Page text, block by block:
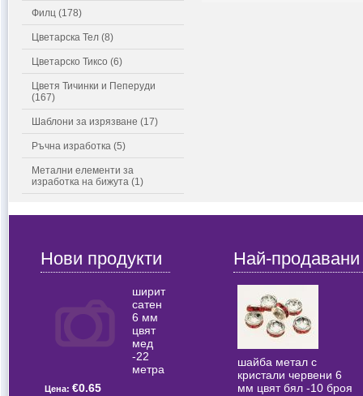
Филц (178)
Цветарска Тел (8)
Цветарско Тиксо (6)
Цветя Тичинки и Пеперуди
(167)
Шаблони за изрязване (17)
Ръчна изработка (5)
Метални елементи за
изработка на бижута (1)
Нови продукти
ширит
сатен
6 мм
цвят
мед
-22
метра
Цена: €0.65
Най-продавани
шайба метал с
кристали червени 6
мм цвят бял -10 броя